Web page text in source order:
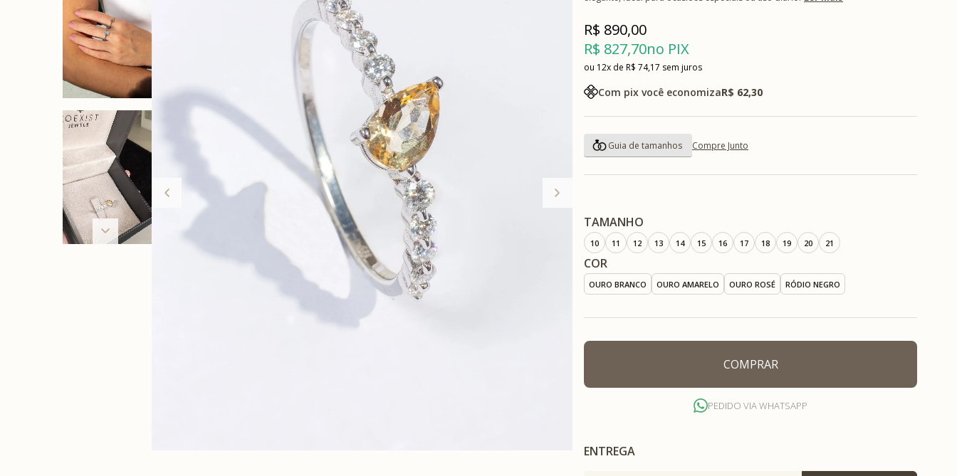
R$ 827,70no PIX
R$ 890,00
12x R$ 74,17 sem juros
Com pix você economizaR$ 62,30
Compre Junto
TAMANHO
10 11 12 13 14 15 16 17 18 19 20 21
COR
OURO BRANCO OURO AMARELO OURO ROSÉ RÓDIO NEGRO
COMPRAR
PEDIDO VIA WHATSAPP